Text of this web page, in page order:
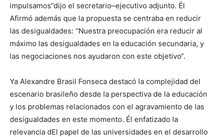
impulsamos”dijo el secretario–ejecutivo adjunto. Él
Afirmó además que la propuesta se centraba en reducir
las desigualdades: “Nuestra preocupación era reducir al
máximo las desigualdades en la educación secundaria, y
las negociaciones nos ayudaron con este objetivo“.
Ya Alexandre Brasil Fonseca destacó la complejidad del
escenario brasileño desde la perspectiva de la educación
y los problemas relacionados con el agravamiento de las
desigualdades en este momento. Él enfatizado la
relevancia dEl papel de las universidades en el desarrollo